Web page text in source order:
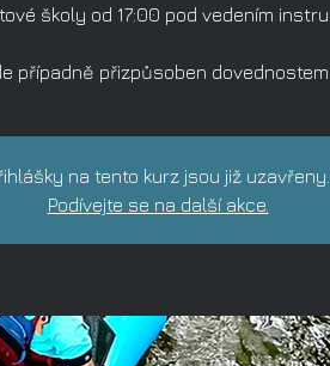
školy od 17:00 pod vedením
případně přizpůsoben
na tento kurz jsou již uzavřeny.
Podívejte se na další akce.